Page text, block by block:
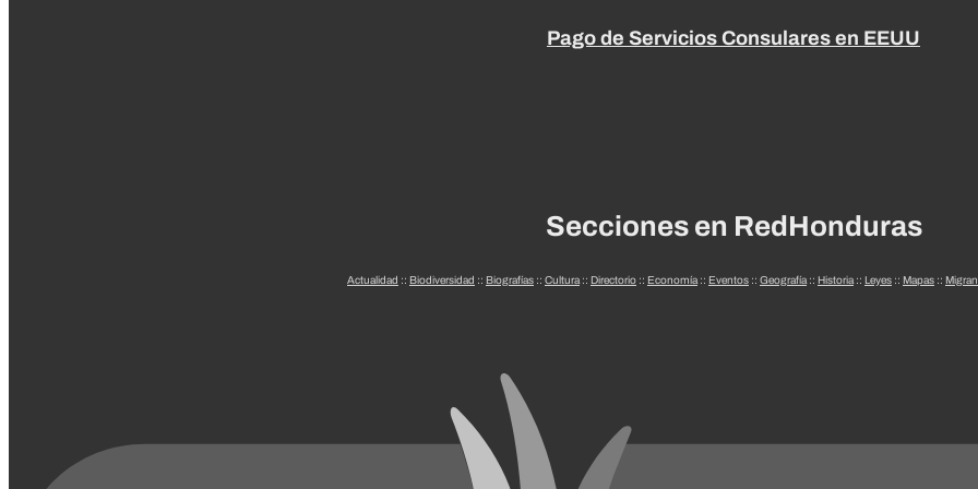
Pago de Servicios Consulares en EEUU
Secciones en RedHonduras
Actualidad :: Biodiversidad :: Biografías :: Cultura :: Directorio :: Economía :: Eventos :: Geografía :: Historia :: Leyes :: Mapas ::